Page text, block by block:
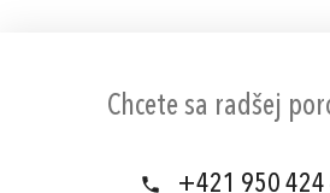
Chcete sa radšej
+421 950 424